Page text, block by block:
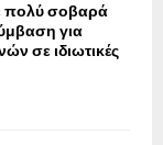
πολύ σοβαρά
για
σε ιδιωτικές